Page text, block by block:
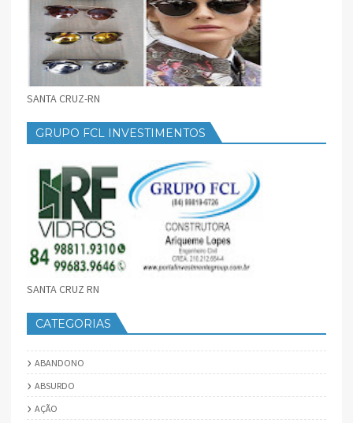
SANTA CRUZ-RN
GRUPO FCL INVESTIMENTOS
SANTA CRUZ RN
CATEGORIAS
ABANDONO
ABSURDO
AÇÃO